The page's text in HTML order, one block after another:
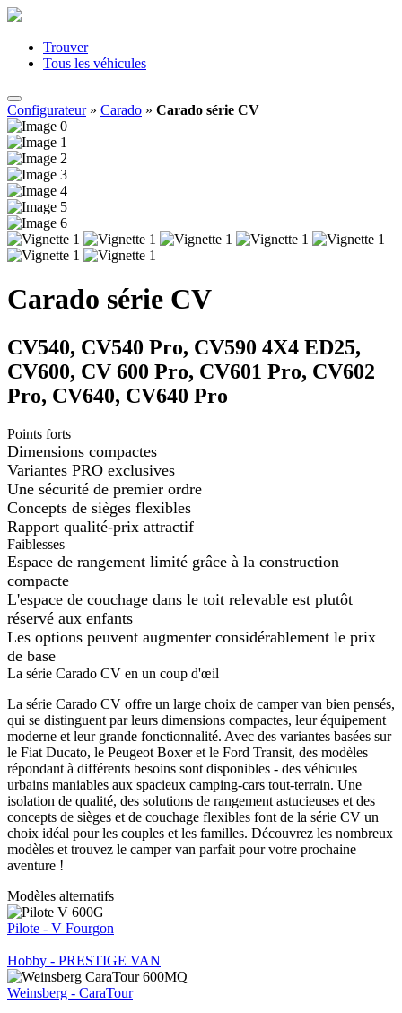
Trouver
Tous les véhicules
Configurateur» Carado » Carado série CV
Carado série CV
CV540, CV540 Pro, CV590 4X4 ED25,
CV600, CV 600 Pro, CV601 Pro, CV602
Pro, CV640, CV640 Pro
Points forts
Dimensions compactes
Variantes PRO exclusives
Une sécurité de premier ordre
Concepts de sièges flexibles
Rapport qualité-prix attractif
Faiblesses
Espace de rangement limité grâce à la construction
compacte
L'espace de couchage dans le toit relevable est plutôt
réservé aux enfants
Les options peuvent augmenter considérablement le prix
de base
La série Carado CV en un coup d'œil
La série Carado CV offre un large choix de camper van bien pensés,
qui se distinguent par leurs dimensions compactes, leur équipement
moderne et leur grande fonctionnalité. Avec des variantes basées sur
le Fiat Ducato, le Peugeot Boxer et le Ford Transit, des modèles
répondant à différents besoins sont disponibles - des véhicules
urbains maniables aux spacieux camping-cars tout-terrain. Une
isolation de qualité, des solutions de rangement astucieuses et des
concepts de sièges et de couchage flexibles font de la série CV un
choix idéal pour les couples et les familles. Découvrez les nombreux
modèles et trouvez le camper van parfait pour votre prochaine
aventure !
Modèles alternatifs
Pilote - V Fourgon
Hobby - PRESTIGE VAN
Weinsberg - CaraTour